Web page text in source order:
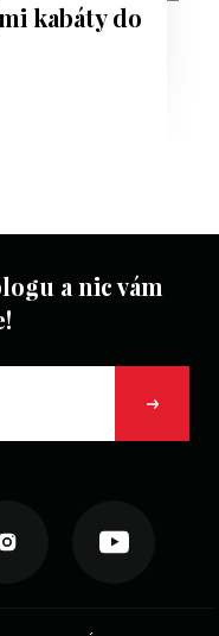
kabáty do
a nic vám